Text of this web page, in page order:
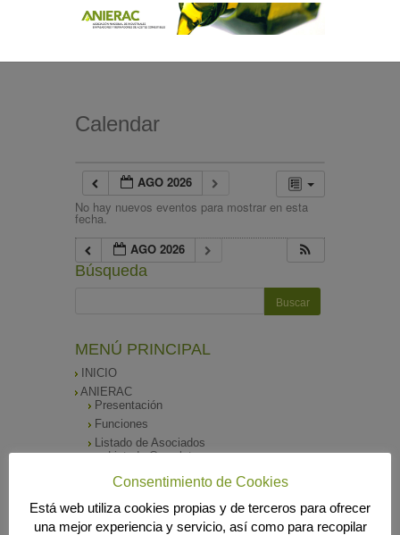
Calendar
AGO 2026
No hay nuevos eventos para mostrar en esta
fecha.
AGO 2026
Búsqueda
MENÚ PRINCIPAL
INICIO
ANIERAC
Presentación
Funciones
Listado de Asociados
Listado Completo
Como asociarse
SALA DE PRENSA
Notas de Prensa
Consentimiento de Cookies
Está web utiliza cookies propias y de terceros para ofrecer
una mejor experiencia y servicio, así como para recopilar